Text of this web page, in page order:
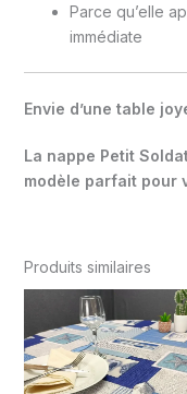
Parce qu’elle
immédiate
Envie d’une table
La nappe Petit
modèle parfait pour
Produits similaires
de
prix
à